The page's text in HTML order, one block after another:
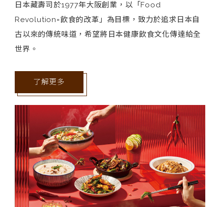
日本藏壽司於1977年大阪創業，以「Food
Revolution=飲食的改革」為目標，致力於追求日本自
古以來的傳統味道，希望將日本健康飲食文化傳達給全
世界。
了解更多